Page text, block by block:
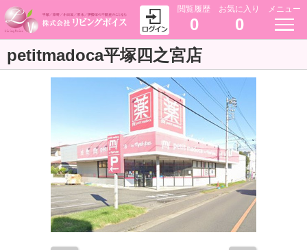
閲覧履歴
0
お気に入り
0
メニュー
petitmadoca平塚四之宮店